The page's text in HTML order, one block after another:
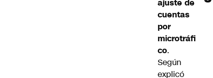
ajuste de
cuentas
por
microtráfi
co.
Según
explicó